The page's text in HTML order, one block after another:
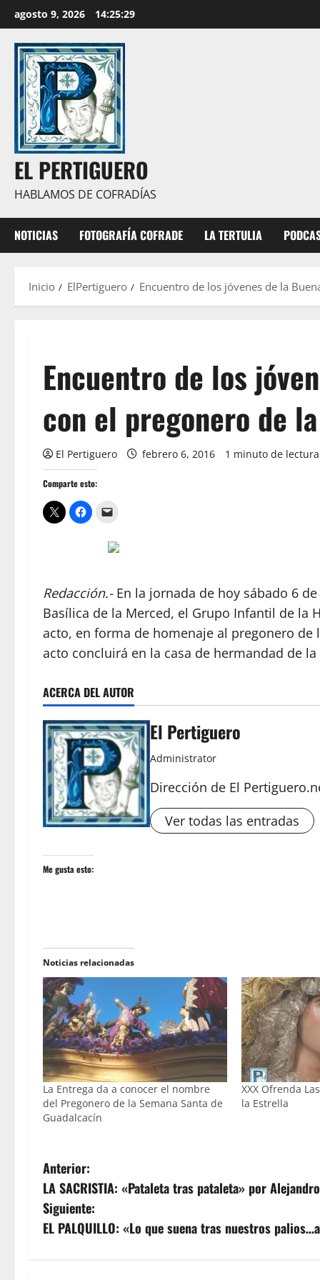
al
contenido
agosto 9, 2026 14:25:30
EL PERTIGUERO
HABLAMOS DE COFRADÍAS
NOTICIAS FOTOGRAFÍA COFRADE LA TERTULIA
Inicio ElPertiguero Encuentro de los jóvenes de la
Encuentro de los
con el pregonero de
El Pertiguero febrero 6, 2016 1 minuto de lectura
Comparte esto:
Redacción.-En la jornada de hoy sábado 6
Basílica de la Merced, el Grupo Infantil de la
acto, en forma de homenaje al pregonero de
acto concluirá en la casa de hermandad de
ACERCA DEL AUTOR
El Pertiguero
Administrator
Dirección de El
Ver todas las entradas
Me gusta esto:
Noticias relacionadas
La Entrega da a conocer el nombre
del Pregonero de la Semana Santa de
Guadalcacín
XXX Ofrenda
la Estrella
N
a
v
Anterior:
LA SACRISTIA: «Pataleta tras pataleta» por
Siguiente:
EL PALQUILLO: «Lo que suena tras nuestros